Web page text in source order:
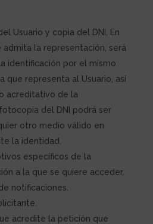
Usuario y copia del DNI. En
admita la representación, será
identificación por el mismo
que representa al Usuario, así
acreditativo de la
del DNI podrá ser
otro medio válido en
la identidad.
específicos de la
a la que se quiere acceder.
notificaciones.
acredite la petición que